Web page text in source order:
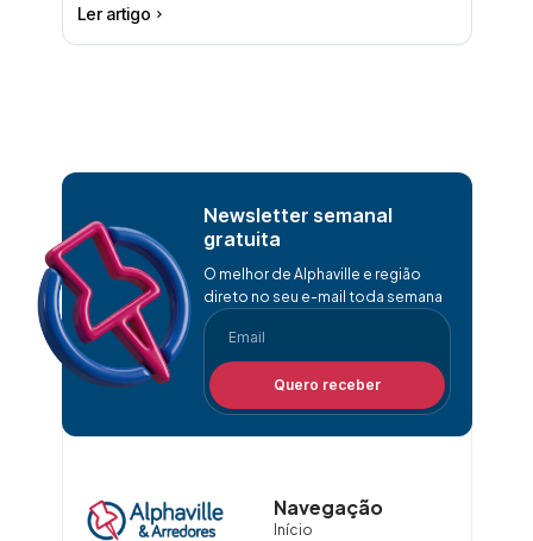
Ler artigo
Newsletter semanal
gratuita
O melhor de Alphaville e região
direto no seu e-mail toda semana
Quero receber
Navegação
Início